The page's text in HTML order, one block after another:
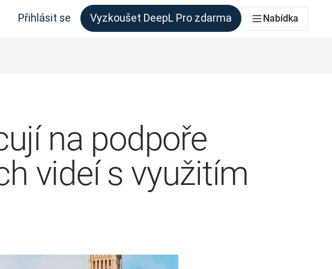
konce, pro každý tým, který to potřebuje
Přihlásit se Vyzkoušet DeepL Pro zdarma Nabídka
na podpoře
videí s využitím